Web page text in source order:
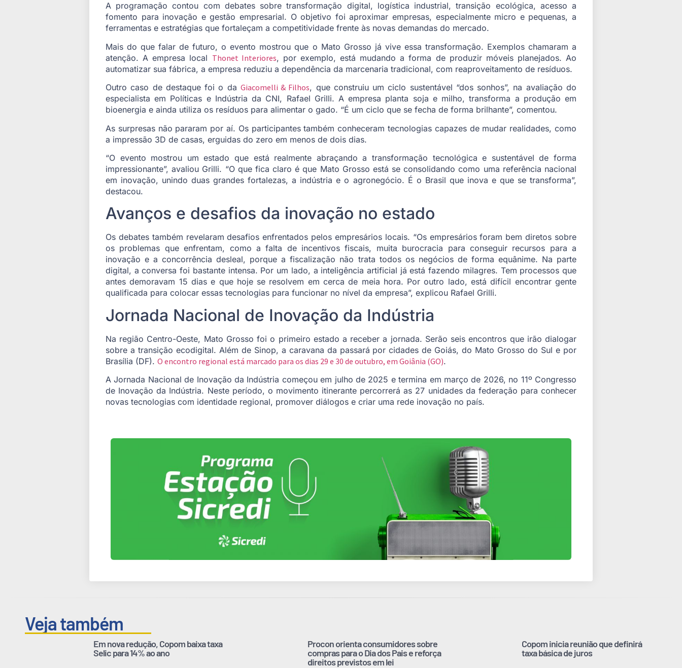
A programação contou com debates sobre transformação digital, logística industrial, transição ecológica, acesso a
fomento para inovação e gestão empresarial. O objetivo foi aproximar empresas, especialmente micro e pequenas, a
ferramentas e estratégias que fortaleçam a competitividade frente às novas demandas do mercado.
Mais do que falar de futuro, o evento mostrou que o Mato Grosso já vive essa transformação. Exemplos chamaram a
atenção. A empresa local Thonet Interiores, por exemplo, está mudando a forma de produzir móveis planejados. Ao
automatizar sua fábrica, a empresa reduziu a dependência da marcenaria tradicional, com reaproveitamento de resíduos.
Outro caso de destaque foi o da Giacomelli & Filhos, que construiu um ciclo sustentável “dos sonhos”, na avaliação do
especialista em Políticas e Indústria da CNI, Rafael Grilli. A empresa planta soja e milho, transforma a produção em
bioenergia e ainda utiliza os resíduos para alimentar o gado. “É um ciclo que se fecha de forma brilhante”, comentou.
As surpresas não pararam por aí. Os participantes também conheceram tecnologias capazes de mudar realidades, como
a impressão 3D de casas, erguidas do zero em menos de dois dias.
“O evento mostrou um estado que está realmente abraçando a transformação tecnológica e sustentável de forma
impressionante”, avaliou Grilli. “O que fica claro é que Mato Grosso está se consolidando como uma referência nacional
em inovação, unindo duas grandes fortalezas, a indústria e o agronegócio. É o Brasil que inova e que se transforma”,
destacou.
Avanços e desafios da inovação no estado
Os debates também revelaram desafios enfrentados pelos empresários locais. “Os empresários foram bem diretos sobre
os problemas que enfrentam, como a falta de incentivos fiscais, muita burocracia para conseguir recursos para a
inovação e a concorrência desleal, porque a fiscalização não trata todos os negócios de forma equânime. Na parte
digital, a conversa foi bastante intensa. Por um lado, a inteligência artificial já está fazendo milagres. Tem processos que
antes demoravam 15 dias e que hoje se resolvem em cerca de meia hora. Por outro lado, está difícil encontrar gente
qualificada para colocar essas tecnologias para funcionar no nível da empresa”, explicou Rafael Grilli.
Jornada Nacional de Inovação da Indústria
Na região Centro-Oeste, Mato Grosso foi o primeiro estado a receber a jornada. Serão seis encontros que irão dialogar
sobre a transição ecodigital. Além de Sinop, a caravana da passará por cidades de Goiás, do Mato Grosso do Sul e por
Brasília (DF). O encontro regional está marcado para os dias 29 e 30 de outubro, em Goiânia (GO).
A Jornada Nacional de Inovação da Indústria começou em julho de 2025 e termina em março de 2026, no 11º Congresso
de Inovação da Indústria. Neste período, o movimento itinerante percorrerá as 27 unidades da federação para conhecer
novas tecnologias com identidade regional, promover diálogos e criar uma rede inovação no país.
Veja também
Em nova redução, Copom baixa taxa
Selic para 14% ao ano
Procon orienta consumidores sobre
compras para o Dia dos Pais e reforça
direitos previstos em lei
Copom inicia reunião que definirá
taxa básica de juros